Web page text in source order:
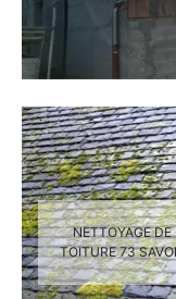
NETTOYAGE DE
TOITURE 73